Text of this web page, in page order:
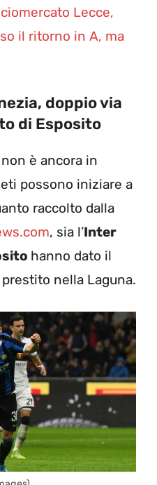
Lecce,
il ritorno in A, ma
doppio via
di Esposito
è ancora in
possono iniziare a
raccolto dalla
, sia l’Inter
hanno dato il
nella Laguna.